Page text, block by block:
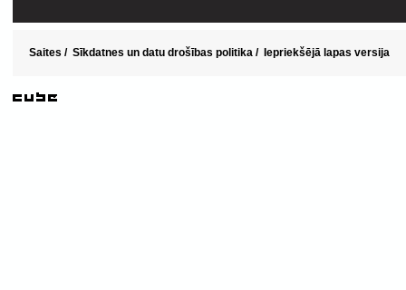
Saites / Sīkdatnes un datu drošības politika / Iepriekšējā lapas versija